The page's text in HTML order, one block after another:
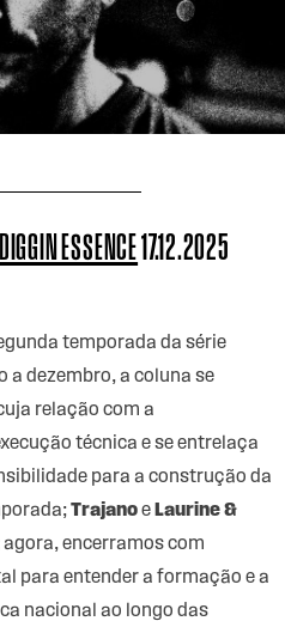
DIGGIN ESSENCE17.12.2025
temporada da série
a dezembro, a coluna se
relação com a
técnica e se entrelaça
para a construção da
Trajanoe Laurine &
encerramos com
para entender a formação e a
nacional ao longo das